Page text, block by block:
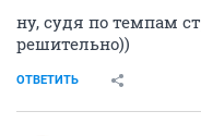
ну, судя по темпам
решительно))
ОТВЕТИТЬ